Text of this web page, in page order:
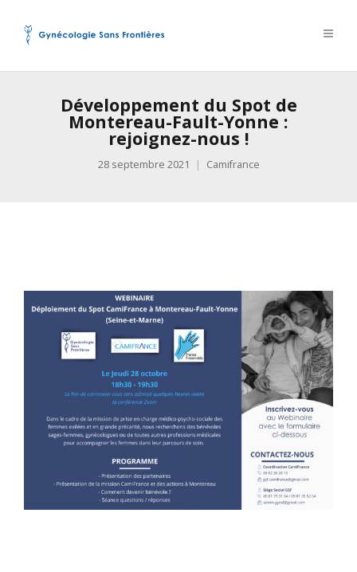
Développement du Spot de
Montereau-Fault-Yonne :
rejoignez-nous !
28 septembre 2021 Camifrance